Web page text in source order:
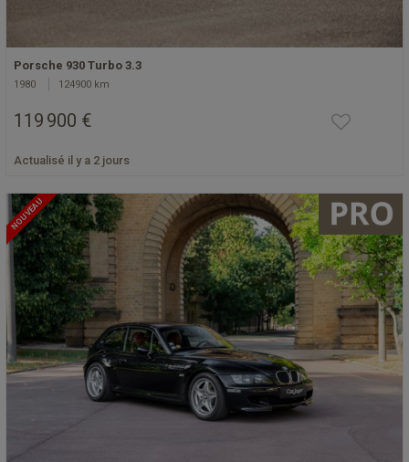
Porsche 930 Turbo 3.3
1980 124900 km
119 900 €
Actualisé il y a 2 jours
NOUVEAU